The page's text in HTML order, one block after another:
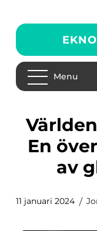
Menu
Världens största bolag:
En
av
11 januari 2024